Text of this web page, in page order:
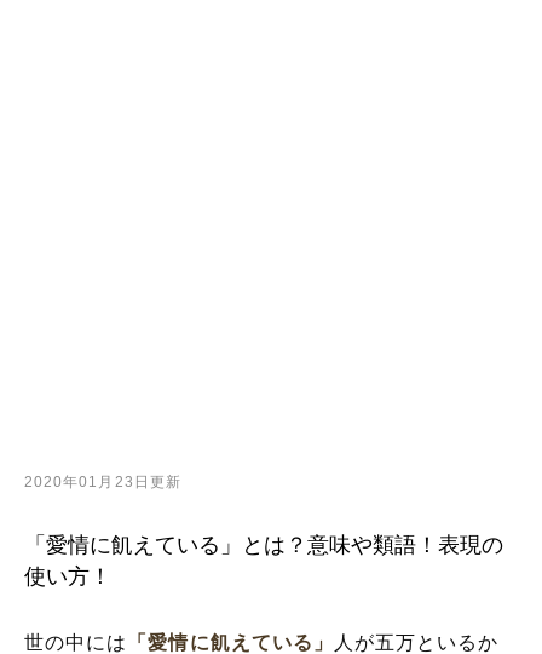
2020年01月23日更新
「愛情に飢えている」とは？意味や類語！表現の
使い方！
世の中には 「愛情に飢えている」
人が五万といるか